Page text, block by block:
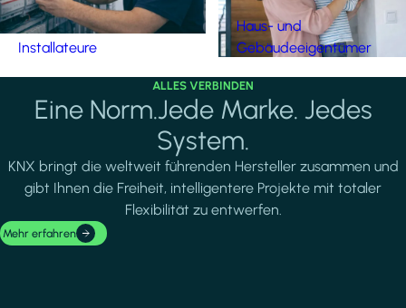
Installateure
Haus- und
Gebäudeeigentümer
ALLES VERBINDEN
Eine Norm.Jede Marke. Jedes
System.
KNX bringt die weltweit führenden Hersteller zusammen und
gibt Ihnen die Freiheit, intelligentere Projekte mit totaler
Flexibilität zu entwerfen.
Mehr erfahren